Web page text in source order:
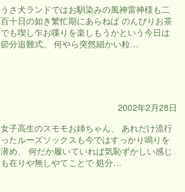
うさ犬ランドではお馴染みの風神雷神様も二
百十日の如き繁忙期にあらねば のんびりお茶
でも喫し乍お喋りを楽しもうかという今日は
節分追難式。 何やら突然細かい粒…
2002年2月28日
女子高生のスモモお姉ちゃん、 あれだけ流行
ったルーズソックスも今ではすっかり鳴りを
潜め、 何だか履いていれば気恥ずかしい感じ
も在りや無しやてことで 処分…